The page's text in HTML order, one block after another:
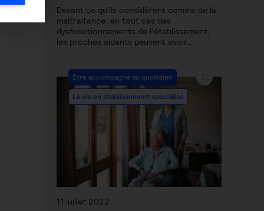
Devant ce qu’ils considèrent comme de la
maltraitance, en tout cas des
dysfonctionnements de l’établissement,
les proches aidants peuvent avoir…
Être accompagné au quotidien
La vie en établissement spécialisé
11 juillet 2022